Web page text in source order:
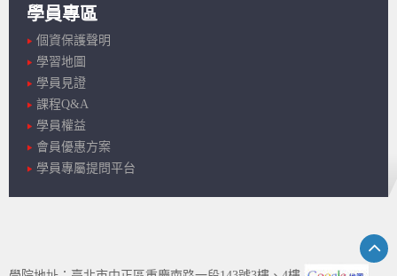
學員專區
個資保護聲明
學習地圖
學員見證
課程Q&A
學員權益
會員優惠方案
學員專屬提問平台